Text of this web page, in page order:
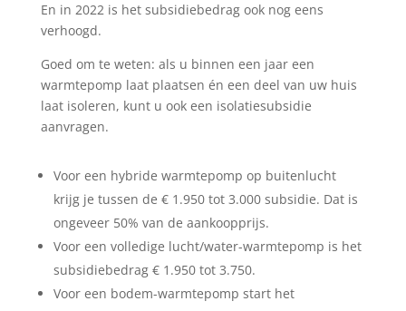
En in 2022 is het subsidiebedrag ook nog eens
verhoogd.
Goed om te weten: als u binnen een jaar een
warmtepomp laat plaatsen én een deel van uw huis
laat isoleren, kunt u ook een isolatiesubsidie
aanvragen.
Voor een hybride warmtepomp op buitenlucht
krijg je tussen de € 1.950 tot 3.000 subsidie. Dat is
ongeveer 50% van de aankoopprijs.
Voor een volledige lucht/water-warmtepomp is het
subsidiebedrag € 1.950 tot 3.750.
Voor een bodem-warmtepomp start het